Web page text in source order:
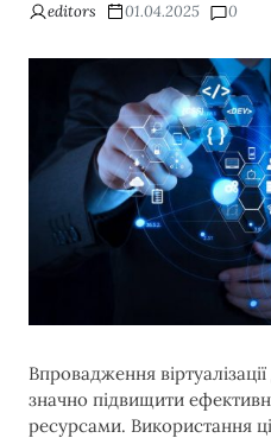
editors 01.04.2025 0
Впровадження
значно підвищити
ресурсами. Використання